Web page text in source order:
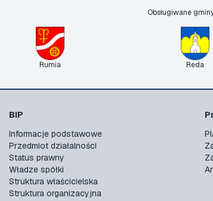
Obsługiwane
Rumia Reda
BIP
Informacje podstawowe
Przedmiot działalności
Status prawny
Władze spółki
Struktura właścicielska
Struktura organizacyjna